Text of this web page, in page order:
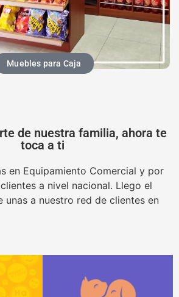
Muebles para Caja
de nuestra familia, ahora te
toca a ti
en Equipamiento Comercial y por
a nivel nacional. Llego el
unas a nuestro red de clientes en